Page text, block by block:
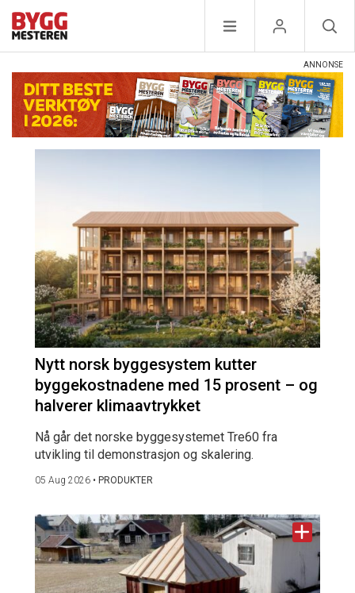
Nytt norsk byggesystem kutter
byggekostnadene med 15 prosent – og
halverer klimaavtrykket
Nå går det norske byggesystemet Tre60 fra
utvikling til demonstrasjon og skalering.
05 Aug 2026 • PRODUKTER